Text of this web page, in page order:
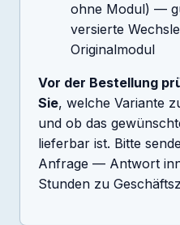
ohne Modul) —
versierte
Originalmodul
Vor der Bestellung
Sie, welche Variante
und ob das
lieferbar ist. Bitte
Anfrage — Antwort
Stunden zu